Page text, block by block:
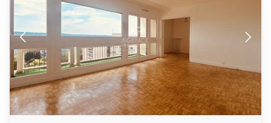
descriptif. Un second emplacement de parking est
possible en sus.